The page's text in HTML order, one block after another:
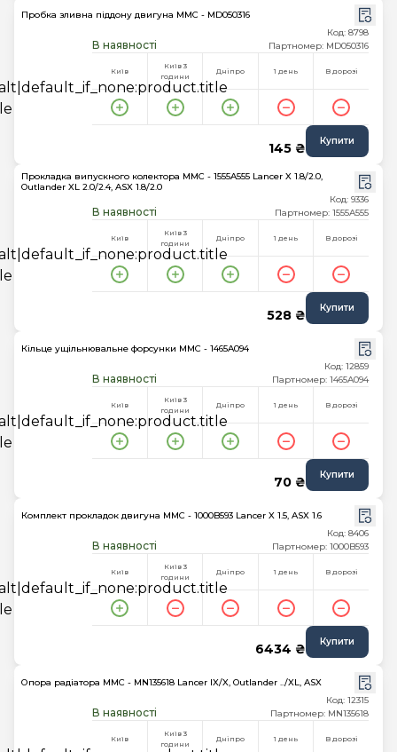
Пробка зливна піддону двигуна MMC - MD050316
В наявності
Код: 8798
Партномер: MD050316
Київ
Київ 3
години
Дніпро 1 день В дорозі
145 ₴ Купити
Прокладка випускного колектора MMC - 1555A555 Lancer X 1.8/2.0,
Outlander XL 2.0/2.4, ASX 1.8/2.0
В наявності
Код: 9336
Партномер: 1555A555
Київ
Київ 3
години
Дніпро 1 день В дорозі
528 ₴ Купити
Кільце ущільнювальне форсунки MMC - 1465A094
В наявності
Код: 12859
Партномер: 1465A094
Київ
Київ 3
години
Дніпро 1 день В дорозі
70 ₴ Купити
Комплект прокладок двигуна MMC - 1000B593 Lancer X 1.5, ASX 1.6
В наявності
Код: 8406
Партномер: 1000B593
Київ
Київ 3
години
Дніпро 1 день В дорозі
6434 ₴ Купити
Опора радіатора MMC - MN135618 Lancer IX/X, Outlander ../XL, ASX
В наявності
Код: 12315
Партномер: MN135618
Київ
Київ 3
години
Дніпро 1 день В дорозі